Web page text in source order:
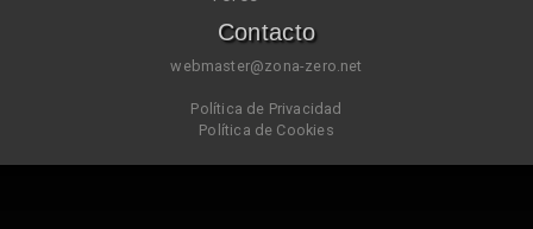
Contacto
webmaster@zona-zero.net
Política de Privacidad
Política de Cookies